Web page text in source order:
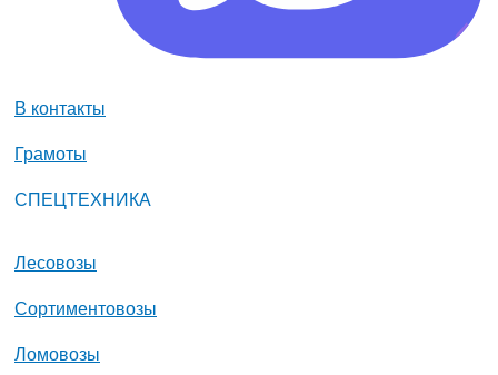
В контакты
Грамоты
СПЕЦТЕХНИКА
Лесовозы
Сортиментовозы
Ломовозы